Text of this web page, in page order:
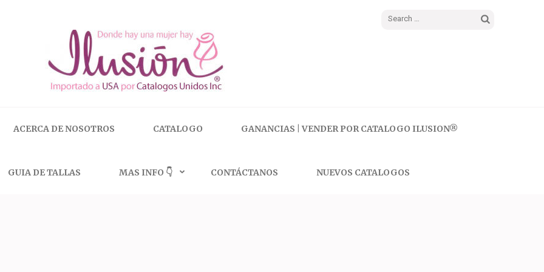
Search
ACERCA DE NOSOTROS CATALOGO GANANCIAS | VENDER POR CATALOGO ILUSION®
GUIA DE TALLAS MAS INFO 👇 CONTÁCTANOS NUEVOS CATALOGOS